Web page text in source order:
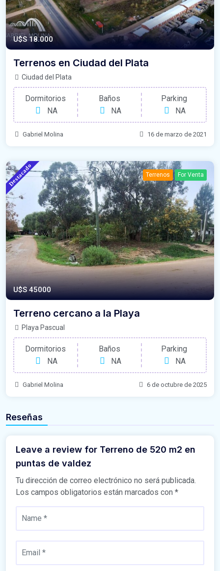
U$S 18.000
Terrenos en Ciudad del Plata
Ciudad del Plata
Dormitorios
NA
Baños
NA
Parking
NA
Gabriel Molina 16 de marzo de 2021
Destacado Terrenos For Venta
U$S 45000
Terreno cercano a la Playa
Playa Pascual
Dormitorios
NA
Baños
NA
Parking
NA
Gabriel Molina 6 de octubre de 2025
Reseñas
Leave a review for Terreno de 520 m2 en
puntas de valdez
Tu dirección de correo electrónico no será publicada.
Los campos obligatorios están marcados con *